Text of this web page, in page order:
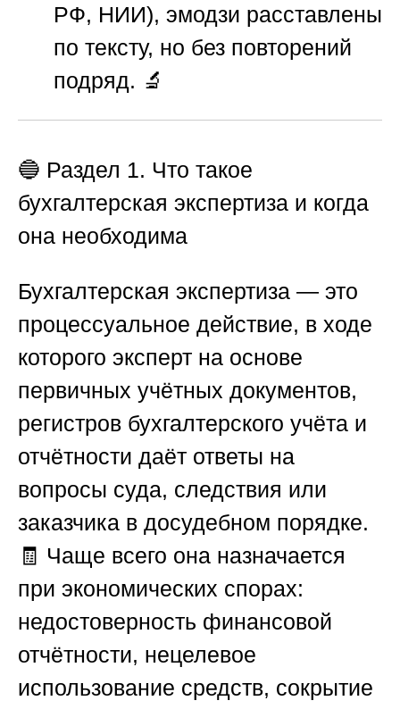
РФ, НИИ), эмодзи расставлены
по тексту, но без повторений
подряд. 🔬
🔵 Раздел 1. Что такое
бухгалтерская экспертиза и когда
она необходима
Бухгалтерская экспертиза — это
процессуальное действие, в ходе
которого эксперт на основе
первичных учётных документов,
регистров бухгалтерского учёта и
отчётности даёт ответы на
вопросы суда, следствия или
заказчика в досудебном порядке.
🧾 Чаще всего она назначается
при экономических спорах:
недостоверность финансовой
отчётности, нецелевое
использование средств, сокрытие